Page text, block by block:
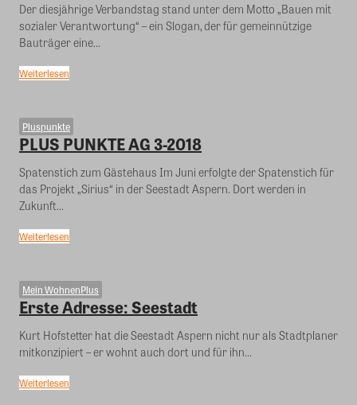
Der diesjährige Verbandstag stand unter dem Motto „Bauen mit
sozialer Verantwortung“ – ein Slogan, der für gemeinnützige
Bauträger eine...
Weiterlesen
Pluspunkte
PLUS PUNKTE AG 3-2018
Spatenstich zum Gästehaus Im Juni erfolgte der Spatenstich für
das Projekt „Sirius“ in der Seestadt Aspern. Dort werden in
Zukunft...
Weiterlesen
Mein WohnenPlus
Erste Adresse: Seestadt
Kurt Hofstetter hat die Seestadt Aspern nicht nur als Stadtplaner
mitkonzipiert – er wohnt auch dort und für ihn...
Weiterlesen